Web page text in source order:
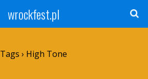
wrockfest.pl
Tags › High Tone